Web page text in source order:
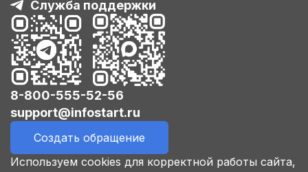
Служба поддержки
8-800-555-52-56
support@infostart.ru
Создать обращение
Используем cookies для корректной работы сайта,